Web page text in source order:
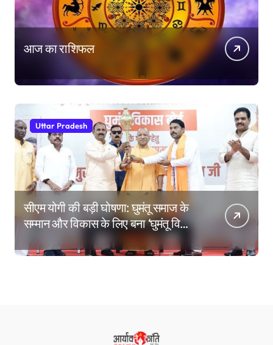
आज का राशिफल
Uttar Pradesh
सीएम योगी की बड़ी घोषणा: घुमंतू समाज के
सम्मान और विकास के लिए बना ‘घुमंतू विकास